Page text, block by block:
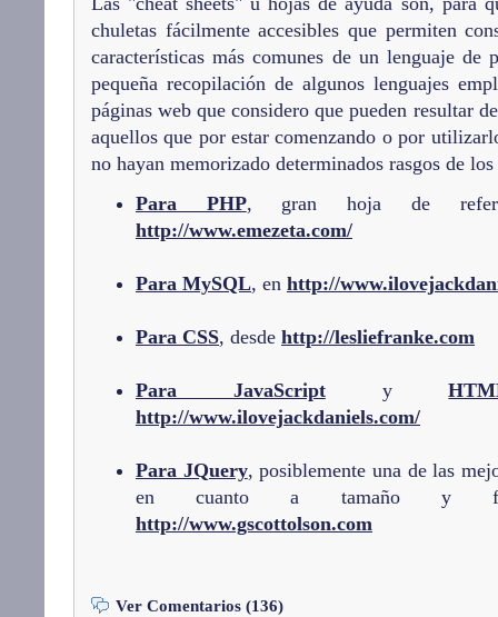
chuletas fácilmente accesibles que permiten
características más comunes de un lenguaje de
pequeña recopilación de algunos lenguajes
páginas web que considero que pueden resultar
aquellos que por estar comenzando o por
no hayan memorizado determinados rasgos de
Para PHP, gran hoja de
http://www.emezeta.com/
Para MySQL, en http://
Para CSS, desde http://lesliefranke.com
Para JavaScripty
http://www.ilovejackdaniels.com/
Para JQuery, posiblemente una de las
en cuanto a tamaño y
http://www.gscottolson.com
Ver Comentarios (136)